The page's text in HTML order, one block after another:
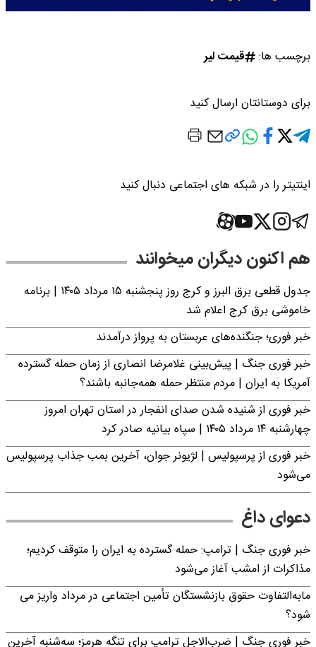
برچسب ها: قیمت لیر
برای دوستانتان ارسال کنید
اینتیتر را در شبکه های اجتماعی دنبال کنید
هم اکنون دیگران میخوانند
جدول قطعی برق البرز و کرج روز پنجشنبه ۱۵ مرداد ۱۴۰۵ | برنامه
خاموشی برق کرج اعلام شد
خبر فوری؛ جنگنده‌های عربستان به پرواز درآمدند
خبر فوری جنگ | پیش‌بینی غلامرضا انصاری از زمان حمله گسترده
آمریکا به ایران | مردم منتظر حمله همه‌جانبه باشند؟
خبر فوری از شنیده شدن صدای انفجار در استان تهران امروز
چهارشنبه ۱۴ مرداد ۱۴۰۵ | سپاه بیانیه صادر کرد
خبر فوری از پرسپولیس | لژیونر جوان، آخرین بمب جذاب پرسپولیس
می‌شود
دعوای داغ
خبر فوری جنگ | ترامپ: حمله گسترده به ایران را متوقف کردیم؛
مذاکرات از امشب آغاز می‌شود
مابه‌التفاوت حقوق بازنشستگان تأمین اجتماعی در مرداد واریز می
شود؟
خبر فوری جنگ | ضرب‌الاجل ترامپ برای تنگه هرمز؛ سه‌شنبه آخرین